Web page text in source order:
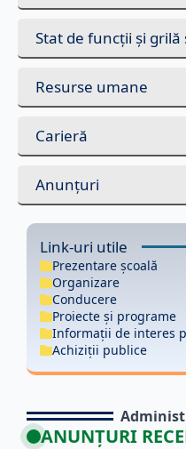
Stat de funcții și grilă
Resurse umane
Carieră
Anunțuri
Link-uri utile
Prezentare școală
Organizare
Conducere
Proiecte și programe
Informații de interes
Achiziții publice
ANUNȚURI